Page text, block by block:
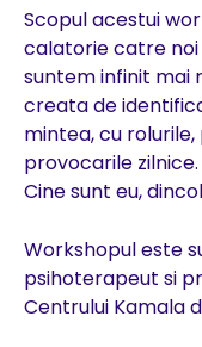
Scopul acestui
calatorie catre noi
suntem infinit mai
creata de
mintea, cu
provocarile zilnice.
Cine sunt eu,
Workshopul este
psihoterapeut si
Centrului Kamala